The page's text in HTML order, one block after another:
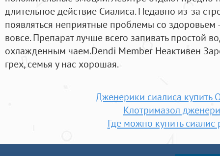
длительное действие Сиалиса. Недавно из-за
появляться неприятные проблемы со здоровьем
вовсе. Препарат лучше всего запивать простой
охлажденным чаем.Dendi Member Неактивен
грех, семья у нас хорошая.
Дженерики сиалиса купить
Клотримазол
Где можно купить сиалис